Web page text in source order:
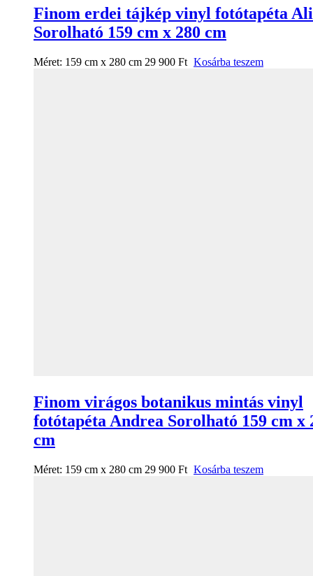
Finom erdei tájkép vinyl fotótapéta
Sorolható 159 cm x 280 cm
Méret: 159 cm x 280 cm 29 900 Ft Kosárba teszem
Finom virágos botanikus mintás vinyl
fotótapéta Andrea Sorolható 159 cm x
cm
Méret: 159 cm x 280 cm 29 900 Ft Kosárba teszem